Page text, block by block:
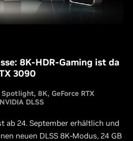
8K-HDR-Gaming ist da
3090
Spotlight 8K GeForce RTX
NVIDIA DLSS
ab 24. September erhältlich und
neuen DLSS 8K-Modus, 24 GB